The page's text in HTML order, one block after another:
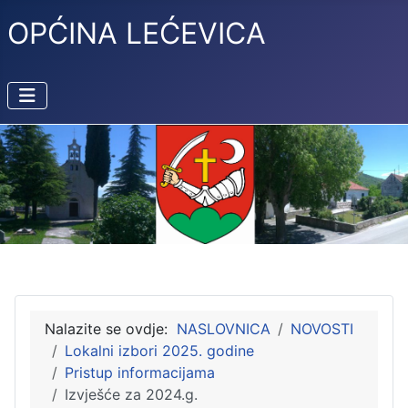
OPĆINA LEĆEVICA
Nalazite se ovdje: NASLOVNICA
NOVOSTI
Lokalni izbori 2025. godine
Pristup informacijama
Izvješće za 2024.g.